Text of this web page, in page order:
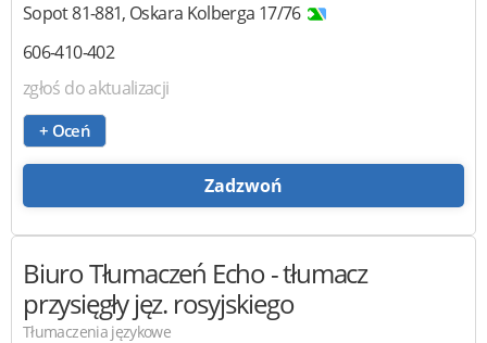
Sopot81-881, Oskara Kolberga 17/76
606-410-402
zgłoś do aktualizacji
+ Oceń
Zadzwoń
Biuro Tłumaczeń Echo- tłumacz
przysięgły jęz. rosyjskiego
Tłumaczenia językowe